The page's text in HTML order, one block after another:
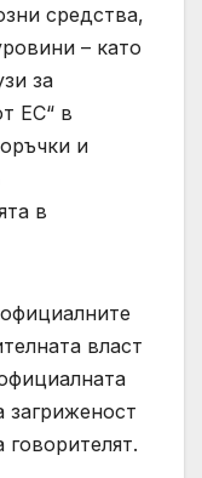
средства,
– като
за
ЕС“ в
и
в
власт
загриженост
говорителят.